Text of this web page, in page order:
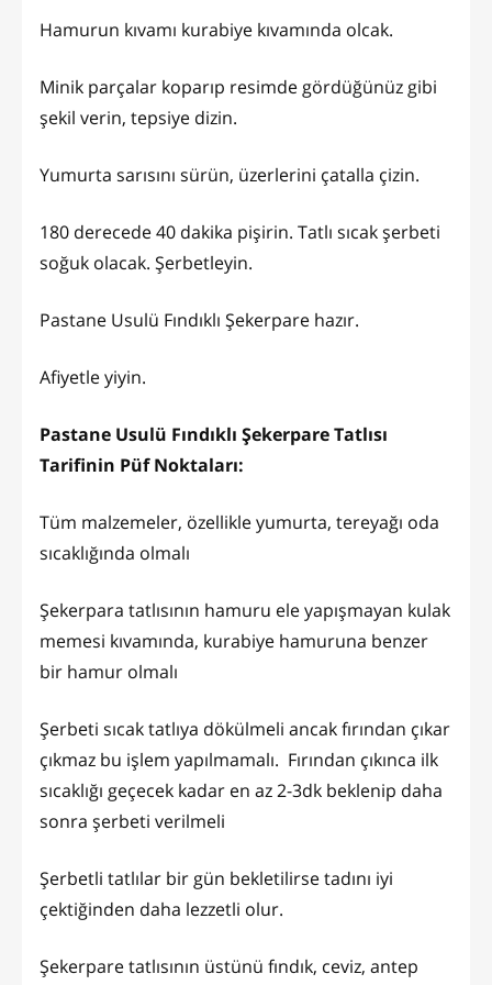
Hamurun kıvamı kurabiye kıvamında olcak.
Minik parçalar koparıp resimde gördüğünüz gibi
şekil verin, tepsiye dizin.
Yumurta sarısını sürün, üzerlerini çatalla çizin.
180 derecede 40 dakika pişirin. Tatlı sıcak şerbeti
soğuk olacak. Şerbetleyin.
Pastane Usulü Fındıklı Şekerpare hazır.
Afiyetle yiyin.
Pastane Usulü Fındıklı Şekerpare Tatlısı
Tarifinin Püf Noktaları:
Tüm malzemeler, özellikle yumurta, tereyağı oda
sıcaklığında olmalı
Şekerpara tatlısının hamuru ele yapışmayan kulak
memesi kıvamında, kurabiye hamuruna benzer
bir hamur olmalı
Şerbeti sıcak tatlıya dökülmeli ancak fırından çıkar
çıkmaz bu işlem yapılmamalı. Fırından çıkınca ilk
sıcaklığı geçecek kadar en az 2-3dk beklenip daha
sonra şerbeti verilmeli
Şerbetli tatlılar bir gün bekletilirse tadını iyi
çektiğinden daha lezzetli olur.
Şekerpare tatlısının üstünü fındık, ceviz, antep